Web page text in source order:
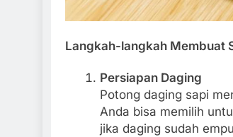
Langkah-langkah Membuat
Persiapan Daging
Potong daging sapi
Anda bisa memilih
jika daging sudah